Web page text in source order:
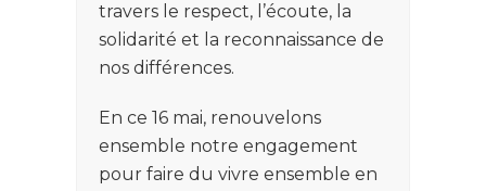
travers le respect, l’écoute, la
solidarité et la reconnaissance de
nos différences.
En ce 16 mai, renouvelons
ensemble notre engagement
pour faire du vivre ensemble en